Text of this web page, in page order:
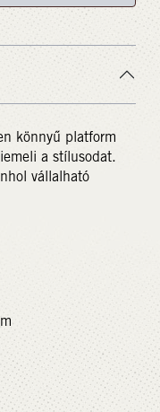
könnyű platform
a stílusodat.
vállalható